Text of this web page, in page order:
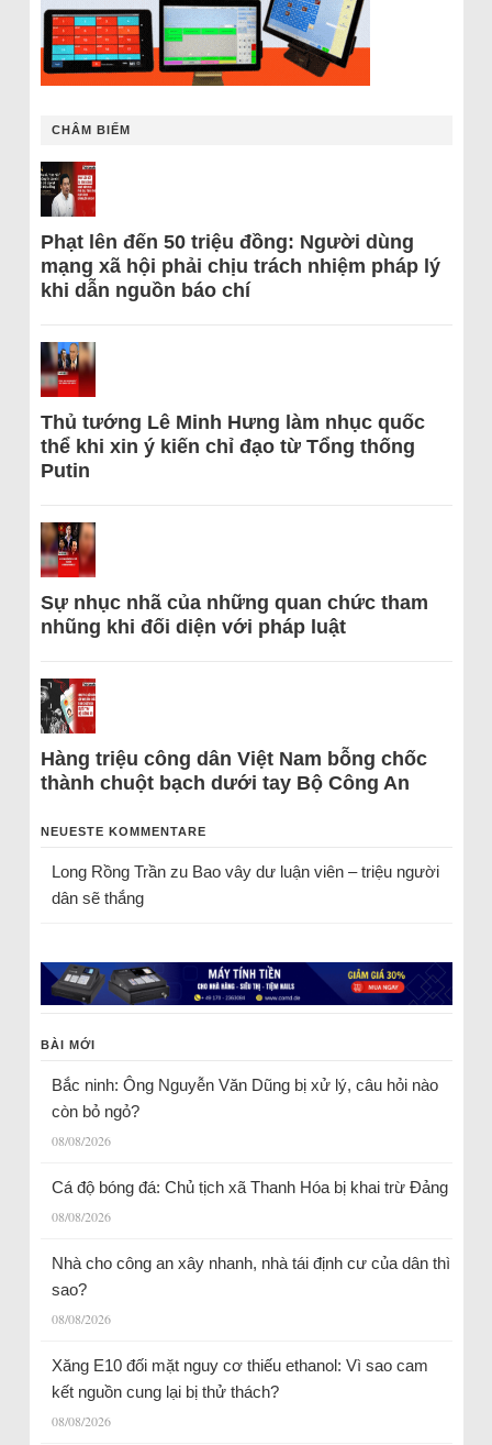
CHÂM BIẾM
Phạt lên đến 50 triệu đồng: Người dùng
mạng xã hội phải chịu trách nhiệm pháp lý
khi dẫn nguồn báo chí
Thủ tướng Lê Minh Hưng làm nhục quốc
thể khi xin ý kiến chỉ đạo từ Tổng thống
Putin
Sự nhục nhã của những quan chức tham
nhũng khi đối diện với pháp luật
Hàng triệu công dân Việt Nam bỗng chốc
thành chuột bạch dưới tay Bộ Công An
NEUESTE KOMMENTARE
Long Rồng Trầnzu Bao vây dư luận viên – triệu người
dân sẽ thắng
BÀI MỚI
Bắc ninh: Ông Nguyễn Văn Dũng bị xử lý, câu hỏi nào
còn bỏ ngỏ?
08/08/2026
Cá độ bóng đá: Chủ tịch xã Thanh Hóa bị khai trừ Đảng
08/08/2026
Nhà cho công an xây nhanh, nhà tái định cư của dân thì
sao?
08/08/2026
Xăng E10 đối mặt nguy cơ thiếu ethanol: Vì sao cam
kết nguồn cung lại bị thử thách?
08/08/2026